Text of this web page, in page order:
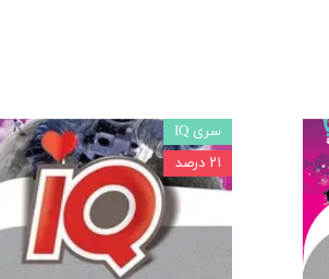
سری IQ
۲۱ درصد